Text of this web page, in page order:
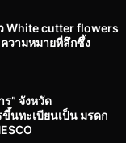
White cutter flowers
วามหมายที่ลึกซึ้ง
” จังหวัด
นทะเบียนเป็น มรดก